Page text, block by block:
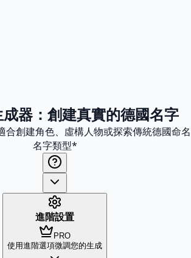
器：創建真實的德國名字
創建角色、虛構人物或探索傳統德國命
名字類型*
進階設置
PRO
使用進階選項微調您的生成